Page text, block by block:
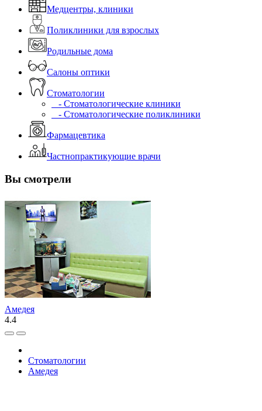
Медцентры, клиники
Поликлиники для взрослых
Родильные дома
Салоны оптики
Стоматологии
- Стоматологические клиники
- Стоматологические поликлиники
Фармацевтика
Частнопрактикующие врачи
Вы смотрели
Амедея
4.4
Стоматологии
Амедея